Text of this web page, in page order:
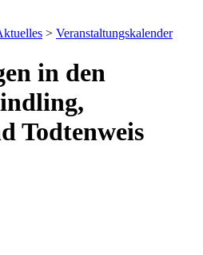
> Veranstaltungskalender
in den
Todtenweis